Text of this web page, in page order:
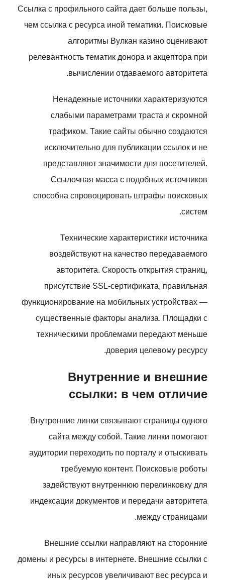
Ссылка с профильного сайта дает больше пользы,
чем ссылка с ресурса иной тематики. Поисковые
алгоритмы Вулкан казино оценивают
релевантность тематик донора и акцептора при
вычислении отдаваемого авторитета.
Ненадежные источники характеризуются
слабыми параметрами траста и скромной
трафиком. Такие сайты обычно создаются
исключительно для публикации ссылок и не
представляют значимости для посетителей.
Ссылочная масса с подобных источников
способна спровоцировать штрафы поисковых
систем.
Технические характеристики источника
воздействуют на качество передаваемого
авторитета. Скорость открытия страниц,
присутствие SSL-сертификата, правильная
функционирование на мобильных устройствах —
существенные факторы анализа. Площадки с
техническими проблемами передают меньше
доверия целевому ресурсу.
Внутренние и внешние
ссылки: в чем отличие
Внутренние линки связывают страницы одного
сайта между собой. Такие линки помогают
аудитории переходить по порталу и отыскивать
требуемую контент. Поисковые роботы
задействуют внутреннюю перелинковку для
индексации документов и передачи авторитета
между страницами.
Внешние ссылки направляют на сторонние
домены и ресурсы в интернете. Внешние ссылки с
иных ресурсов увеличивают вес ресурса и